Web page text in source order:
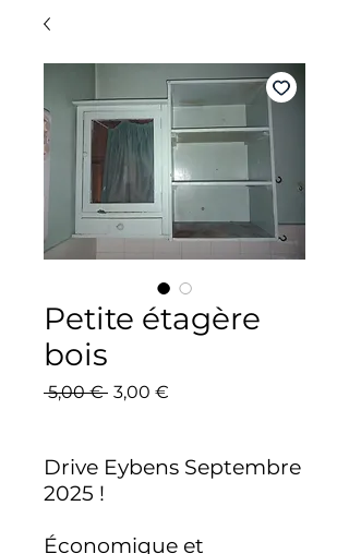
Petite étagère
bois
5,00 € Prix
3,00 €
Drive Eybens Septembre
2025 !
Économique et